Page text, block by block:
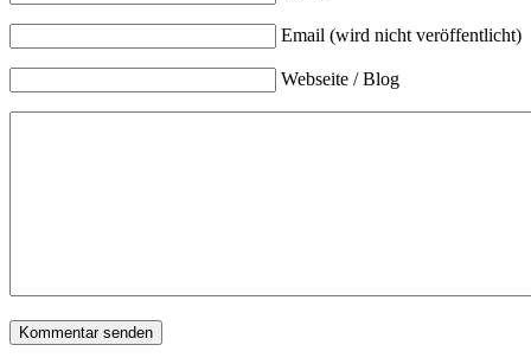
Email (wird nicht veröffentlicht)
Webseite / Blog